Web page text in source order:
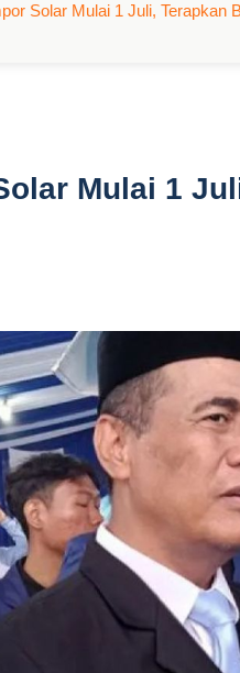
Solar Mulai 1 Juli, Terapkan
Mulai 1